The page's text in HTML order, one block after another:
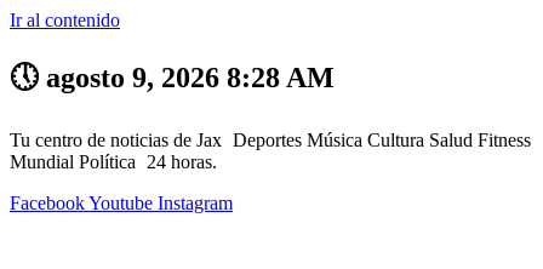
Ir al contenido
🕔 agosto 9, 2026 8:28 AM
Tu centro de noticias de Jax Deportes Música Cultura Salud Fitness
Mundial Política
24 horas.
FacebookYoutube Instagram